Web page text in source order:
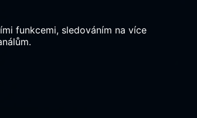
funkcemi, sledováním na více